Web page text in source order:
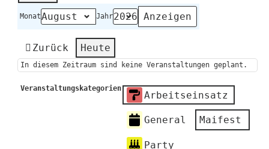
Monat Jahr
Zurück Heute
In diesem Zeitraum sind keine Veranstaltungen geplant.
Veranstaltungskategorien
Arbeitseinsatz
General Maifest
Party